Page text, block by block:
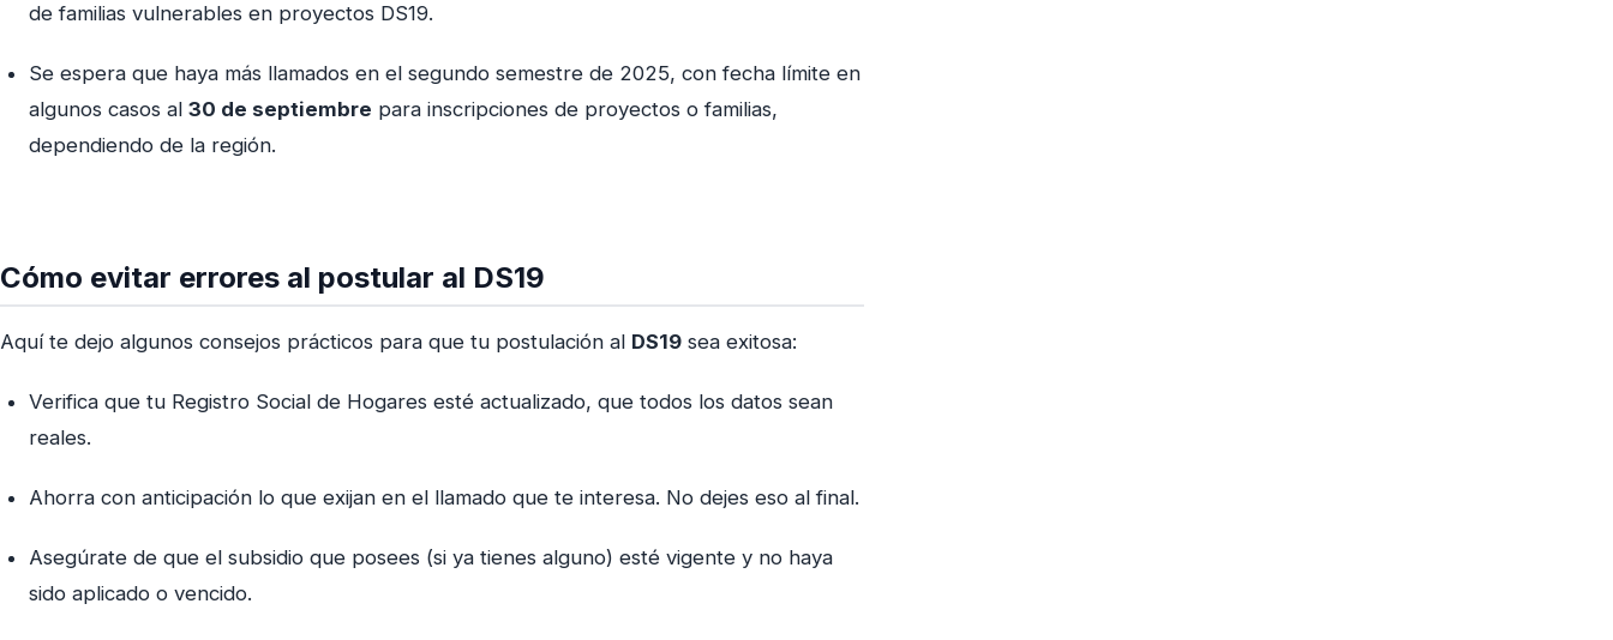
de familias vulnerables en proyectos DS19.
Se espera que haya más llamados en el segundo semestre de 2025, con fecha límite en
algunos casos al 30 de septiembre para inscripciones de proyectos o familias,
dependiendo de la región.
Cómo evitar errores al postular al DS19
Aquí te dejo algunos consejos prácticos para que tu postulación al DS19 sea exitosa:
Verifica que tu Registro Social de Hogares esté actualizado, que todos los datos sean
reales.
Ahorra con anticipación lo que exijan en el llamado que te interesa. No dejes eso al final.
Asegúrate de que el subsidio que posees (si ya tienes alguno) esté vigente y no haya
sido aplicado o vencido.